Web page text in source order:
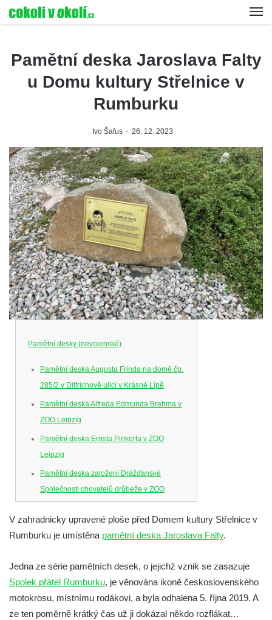
Pamětní deska Jaroslava Falty
u Domu kultury Střelnice v
Rumburku
Ivo Šafus 26. 12. 2023
Pamětní desky (nevojenské)
Pamětní deska Augusta Frinda na domě čp.
285/2 v Dittrichově ulici v Krásné Lípě
Pamětní deska Alfreda Edmunda Brehma v
ZOO Leipzig
Pamětní deska Ernsta Pinkerta v ZOO
Leipzig
Pamětní deska založení Drážďanské
Společnosti chovatelů drůbeže v ZOO
Pamětní deska Josefa Hory na jeho rodném
domě v Dobříni
Česká pamětní deska Johanna Wolfganga
von Goethe na hradě Hasištejn
V zahradnicky upravené ploše před Domem kultury Střelnice v
Rumburku je umístěna pamětní deska Jaroslava Falty.
Jedna ze série pamětních desek, o jejichž vznik se zasazuje
Spolek přátel Rumburku, je věnována ikoně československého
motokrosu, místnímu rodákovi, a byla odhalena 5. října 2019. A
ze ten poměrně krátký čas už ji dokázal někdo rozflákat…